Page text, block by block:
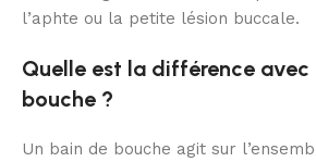
l’aphte ou la petite lésion buccale.
Quelle est la différence avec
bouche ?
Un bain de bouche agit sur